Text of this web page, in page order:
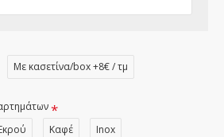
Με κασετίνα/box +8€ / τμ
Καφέ Inox